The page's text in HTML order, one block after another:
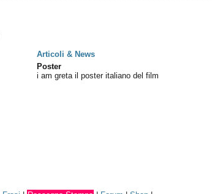
Articoli & News
Poster
i am greta il poster italiano del film